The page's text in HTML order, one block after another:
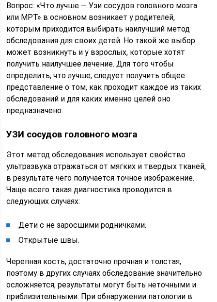
Вопрос: «Что лучше — Узи сосудов головного мозга
или МРТ» в основном возникает у родителей,
которым приходится выбирать наилучший метод
обследования для своих детей. Но такой же выбор
может возникнуть и у взрослых, которые хотят
получить наилучшее лечение. Для того чтобы
определить, что лучше, следует получить общее
представление о том, как проходит каждое из таких
обследований и для каких именно целей оно
предназначено.
УЗИ сосудов головного мозга
Этот метод обследования использует свойство
ультразвука отражаться от мягких и твердых тканей,
в результате чего получается точное изображение.
Чаще всего такая диагностика проводится в
следующих случаях:
Дети с не заросшими родничками.
Открытые швы.
Черепная кость, достаточно прочная и толстая,
поэтому в других случаях обследование значительно
осложняется, результаты могут быть неточными и
приблизительными. При обнаружении патологии в